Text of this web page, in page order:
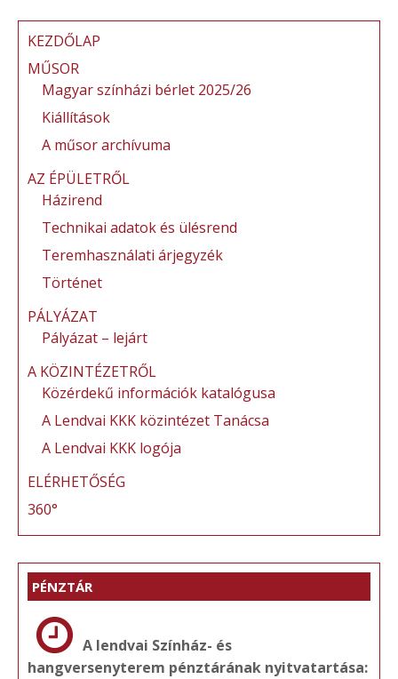
e
b
o
o
k
te
r
l rea
e
g
KEZDŐLAP
MŰSOR
Magyar színházi bérlet 2025/26
Kiállítások
A műsor archívuma
AZ ÉPÜLETRŐL
Házirend
Technikai adatok és ülésrend
Teremhasználati árjegyzék
Történet
PÁLYÁZAT
Pályázat – lejárt
A KÖZINTÉZETRŐL
Közérdekű információk katalógusa
A Lendvai KKK közintézet Tanácsa
A Lendvai KKK logója
ELÉRHETŐSÉG
360°
PÉNZTÁR
A lendvai Színház- és
hangversenyterem pénztárának nyitvatartása: